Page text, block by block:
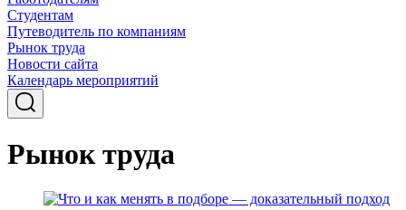
Студентам
Путеводитель по компаниям
Рынок труда
Новости сайта
Календарь мероприятий
Рынок труда